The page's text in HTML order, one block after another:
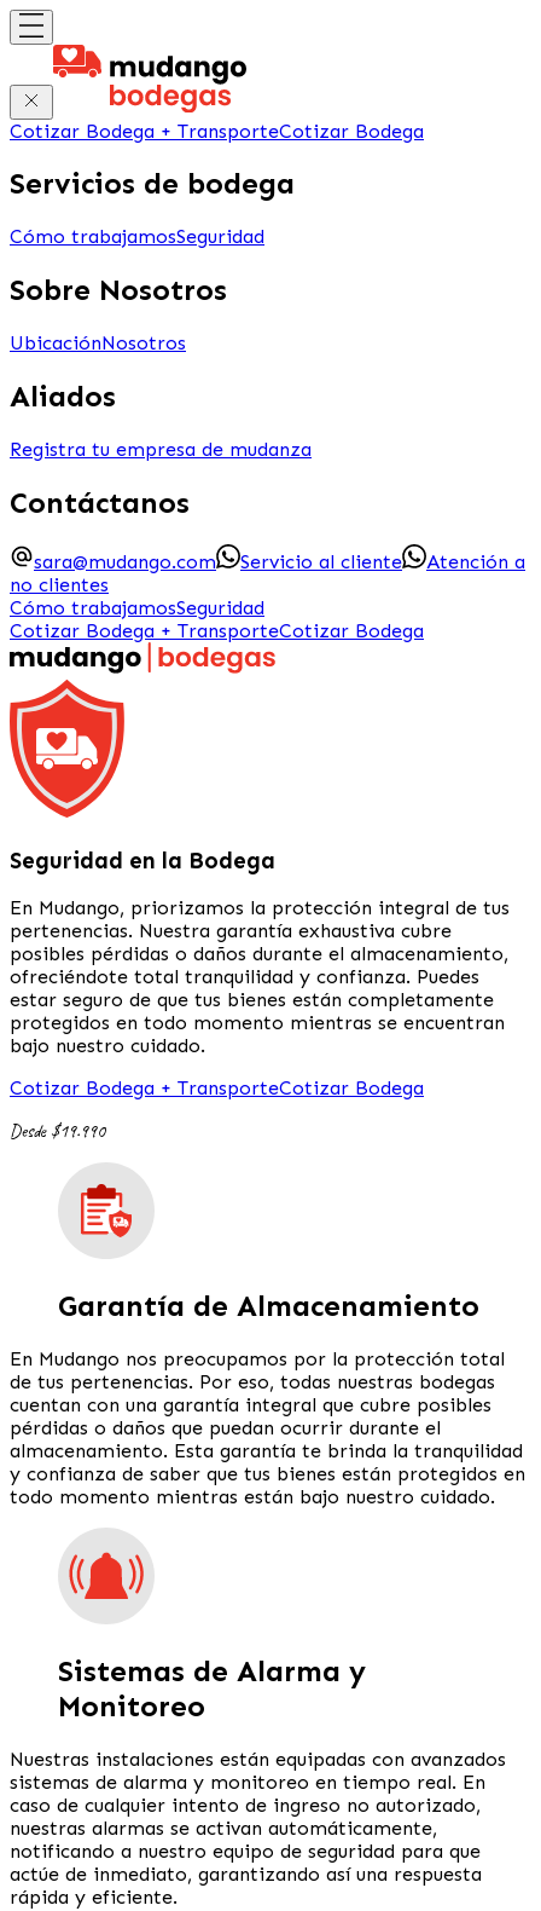
Cotizar Bodega + TransporteCotizar Bodega
Servicios de bodega
Cómo trabajamosSeguridad
Sobre Nosotros
UbicaciónNosotros
Aliados
Registra tu empresa de mudanza
Contáctanos
sara@mudango.com Servicio al cliente
Atención a
no clientes
Cómo trabajamosSeguridad
Cotizar Bodega + TransporteCotizar Bodega
Seguridad en la Bodega
En Mudango, priorizamos la protección integral de tus
pertenencias. Nuestra garantía exhaustiva cubre
posibles pérdidas o daños durante el almacenamiento,
ofreciéndote total tranquilidad y confianza. Puedes
estar seguro de que tus bienes están completamente
protegidos en todo momento mientras se encuentran
bajo nuestro cuidado.
Cotizar Bodega + TransporteCotizar Bodega
Desde $19.990
Garantía de Almacenamiento
En Mudango nos preocupamos por la protección total
de tus pertenencias. Por eso, todas nuestras bodegas
cuentan con una garantía integral que cubre posibles
pérdidas o daños que puedan ocurrir durante el
almacenamiento. Esta garantía te brinda la tranquilidad
y confianza de saber que tus bienes están protegidos en
todo momento mientras están bajo nuestro cuidado.
Sistemas de Alarma y
Monitoreo
Nuestras instalaciones están equipadas con avanzados
sistemas de alarma y monitoreo en tiempo real. En
caso de cualquier intento de ingreso no autorizado,
nuestras alarmas se activan automáticamente,
notificando a nuestro equipo de seguridad para que
actúe de inmediato, garantizando así una respuesta
rápida y eficiente.